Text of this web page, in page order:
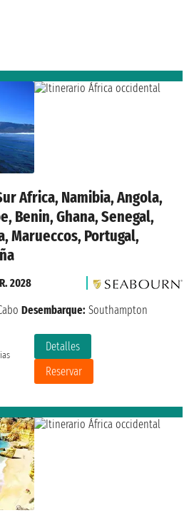
Africa, Namibia, Angola,
Benin, Ghana, Senegal,
Marueccos, Portugal,
Detalles
Reservar
2028
Desembarque: Southampton